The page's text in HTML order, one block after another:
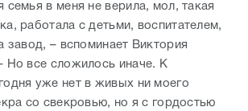
семья в меня не верила, мол, такая
работала с детьми, воспитателем,
завод, – вспоминает Виктория
Но все сложилось иначе. К
уже нет в живых ни моего
со свекровью, но я с гордостью